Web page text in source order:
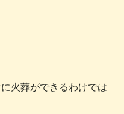
火葬ができるわけでは